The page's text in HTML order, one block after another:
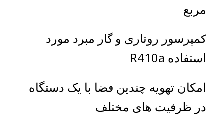
مربع
کمپرسور روتاری و گاز مبرد مورد
استفاده R410a
امکان تهویه چندین فضا با یک دستگاه
در ظرفیت های مختلف